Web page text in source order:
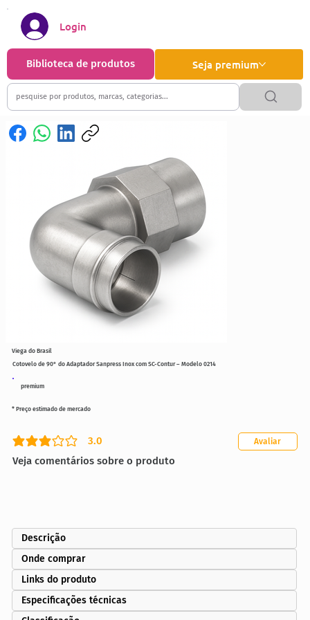
Seja premium
Biblioteca de produtos
Login
premium
Cotovelo de 90° do Adaptador Sanpress Inox com SC-Contur – Modelo 0214
3.0
classificação média é 3 de 5
Veja comentários sobre o produto
Avaliar
* Preço estimado de mercado
Viega do Brasil
Descrição
Onde comprar
Links do produto
Especificações técnicas